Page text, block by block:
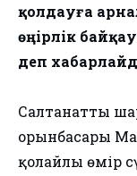
қолдауға
өңірлік
деп
Салтанатты
орынбасары
қолайлы өмір